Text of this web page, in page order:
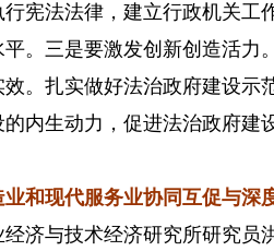
宪法法律，建立行政机关工
。三是要激发创新创造活力
。扎实做好法治政府建设示
内生动力，促进法治政府建
现代服务业协同互促与深度
与技术经济研究所研究员